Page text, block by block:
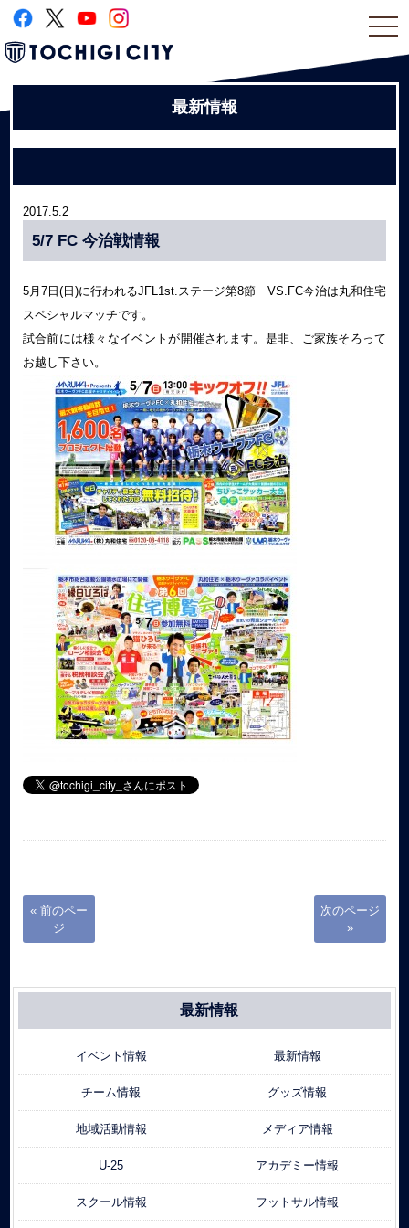
最新情報
2017.5.2
5/7 FC 今治戦情報
5月7日(日)に行われるJFL1st.ステージ第8節 VS.FC今治は丸和住宅
スペシャルマッチです。
試合前には様々なイベントが開催されます。是非、ご家族そろって
お越し下さい。
« 前のペー
ジ
次のページ
»
最新情報
イベント情報 最新情報
チーム情報 グッズ情報
地域活動情報 メディア情報
U-25 アカデミー情報
スクール情報 フットサル情報